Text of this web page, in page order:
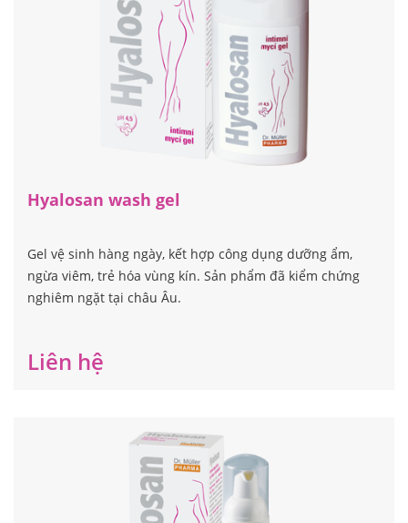
Hyalosan wash gel
Gel vệ sinh hàng ngày, kết hợp công dụng dưỡng ẩm,
ngừa viêm, trẻ hóa vùng kín. Sản phẩm đã kiểm chứng
nghiêm ngặt tại châu Âu.
Liên hệ